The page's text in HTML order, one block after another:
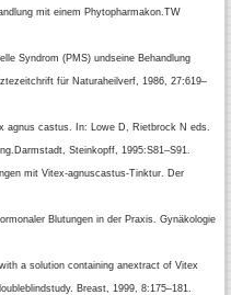
mit einem Phytopharmakon.TW
Syndrom (PMS) undseine Behandlung
für Naturaheilverf, 1986, 27:619–
agnus castus. In: Lowe D, Rietbrock N eds.
Darmstadt, Steinkopff, 1995:S81–S91.
mit Vitex-agnuscastus-Tinktur. Der
Blutungen in der Praxis. Gynäkologie
a solution containing anextract of Vitex
study. Breast, 1999, 8:175–181.